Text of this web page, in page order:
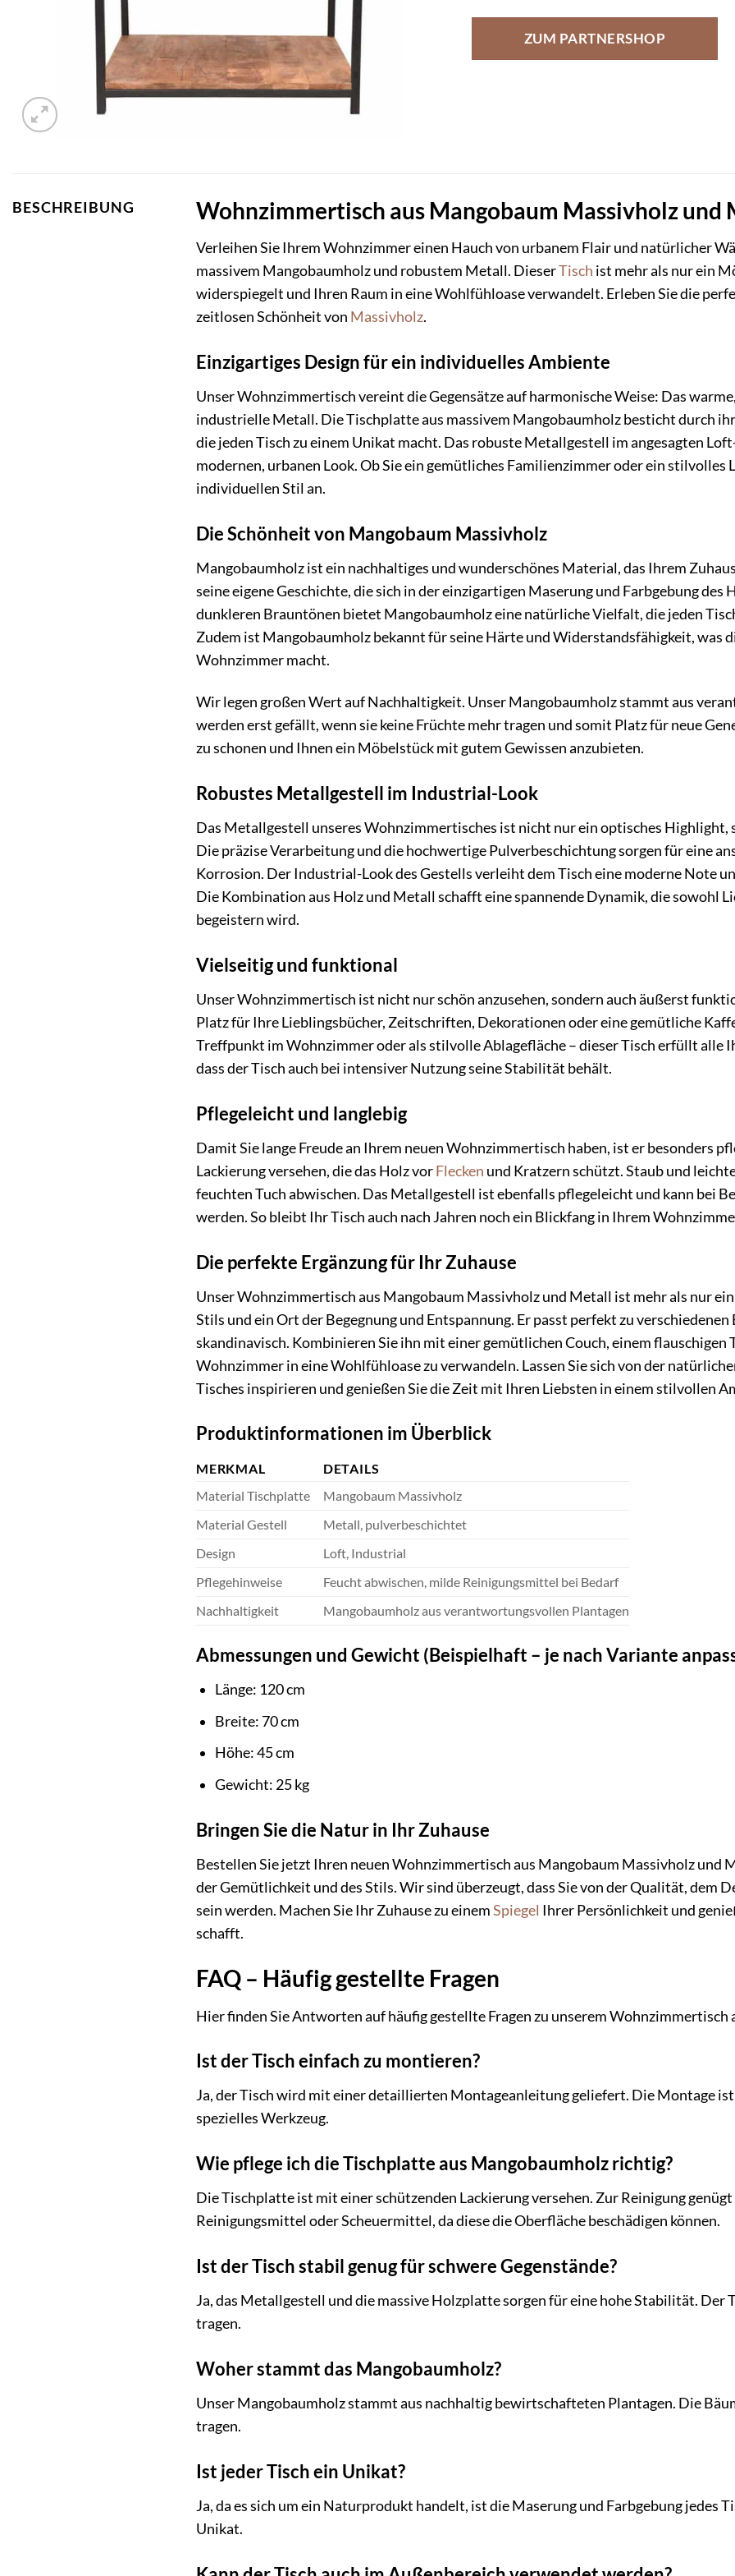
ZUM PARTNERSHOP
BESCHREIBUNG Wohnzimmertisch aus Mangobaum Massivholz
Verleihen Sie Ihrem Wohnzimmer einen Hauch von urbanem Flair und natürlicher
massivem Mangobaumholz und robustem Metall. DieserTisch ist mehr als nur ein
widerspiegelt und Ihren Raum in eine Wohlfühloase verwandelt. Erleben Sie die
zeitlosen Schönheit von Massivholz.
Einzigartiges Design für ein individuelles Ambiente
Unser Wohnzimmertisch vereint die Gegensätze auf harmonische Weise: Das
industrielle Metall. Die Tischplatte aus massivem Mangobaumholz besticht durch
die jeden Tisch zu einem Unikat macht. Das robuste Metallgestell im angesagten
modernen, urbanen Look. Ob Sie ein gemütliches Familienzimmer oder ein
individuellen Stil an.
Die Schönheit von Mangobaum Massivholz
Mangobaumholz ist ein nachhaltiges und wunderschönes Material, das Ihrem
seine eigene Geschichte, die sich in der einzigartigen Maserung und Farbgebung
dunkleren Brauntönen bietet Mangobaumholz eine natürliche Vielfalt, die jeden
Zudem ist Mangobaumholz bekannt für seine Härte und Widerstandsfähigkeit, was
Wohnzimmer macht.
Wir legen großen Wert auf Nachhaltigkeit. Unser Mangobaumholz stammt aus
werden erst gefällt, wenn sie keine Früchte mehr tragen und somit Platz für neue
zu schonen und Ihnen ein Möbelstück mit gutem Gewissen anzubieten.
Robustes Metallgestell im Industrial-Look
Das Metallgestell unseres Wohnzimmertisches ist nicht nur ein optisches
Die präzise Verarbeitung und die hochwertige Pulverbeschichtung sorgen für eine
Korrosion. Der Industrial-Look des Gestells verleiht dem Tisch eine moderne Note
Die Kombination aus Holz und Metall schafft eine spannende Dynamik, die sowohl
begeistern wird.
Vielseitig und funktional
Unser Wohnzimmertisch ist nicht nur schön anzusehen, sondern auch äußerst
Platz für Ihre Lieblingsbücher, Zeitschriften, Dekorationen oder eine gemütliche
Treffpunkt im Wohnzimmer oder als stilvolle Ablagefläche – dieser Tisch erfüllt
dass der Tisch auch bei intensiver Nutzung seine Stabilität behält.
Pflegeleicht und langlebig
Damit Sie lange Freude an Ihrem neuen Wohnzimmertisch haben, ist er besonders
Lackierung versehen, die das Holz vorFlecken und Kratzern schützt. Staub und
feuchten Tuch abwischen. Das Metallgestell ist ebenfalls pflegeleicht und kann bei
werden. So bleibt Ihr Tisch auch nach Jahren noch ein Blickfang in Ihrem
Die perfekte Ergänzung für Ihr Zuhause
Unser Wohnzimmertisch aus Mangobaum Massivholz und Metall ist mehr als nur
Stils und ein Ort der Begegnung und Entspannung. Er passt perfekt zu
skandinavisch. Kombinieren Sie ihn mit einer gemütlichen Couch, einem
Wohnzimmer in eine Wohlfühloase zu verwandeln. Lassen Sie sich von der
Tisches inspirieren und genießen Sie die Zeit mit Ihren Liebsten in einem stilvollen
Produktinformationen im Überblick
MERKMAL
DETAILS
Material Tischplatte
Mangobaum Massivholz
Material Gestell
Metall, pulverbeschichtet
Design
Loft, Industrial
Pflegehinweise
Feucht abwischen, milde Reinigungsmittel bei Bedarf
Nachhaltigkeit
Mangobaumholz aus verantwortungsvollen Plantagen
Abmessungen und Gewicht (Beispielhaft – je nach Variante
Länge: 120 cm
Breite: 70 cm
Höhe: 45 cm
Gewicht: 25 kg
Bringen Sie die Natur in Ihr Zuhause
Bestellen Sie jetzt Ihren neuen Wohnzimmertisch aus Mangobaum Massivholz
der Gemütlichkeit und des Stils. Wir sind überzeugt, dass Sie von der Qualität, dem
sein werden. Machen Sie Ihr Zuhause zu einemSpiegel Ihrer Persönlichkeit und
schafft.
FAQ – Häufig gestellte Fragen
Hier finden Sie Antworten auf häufig gestellte Fragen zu unserem
Ist der Tisch einfach zu montieren?
Ja, der Tisch wird mit einer detaillierten Montageanleitung geliefert. Die Montage
spezielles Werkzeug.
Wie pflege ich die Tischplatte aus Mangobaumholz richtig?
Die Tischplatte ist mit einer schützenden Lackierung versehen. Zur Reinigung
Reinigungsmittel oder Scheuermittel, da diese die Oberfläche beschädigen können.
Ist der Tisch stabil genug für schwere Gegenstände?
Ja, das Metallgestell und die massive Holzplatte sorgen für eine hohe Stabilität. Der
tragen.
Woher stammt das Mangobaumholz?
Unser Mangobaumholz stammt aus nachhaltig bewirtschafteten Plantagen. Die
tragen.
Ist jeder Tisch ein Unikat?
Ja, da es sich um ein Naturprodukt handelt, ist die Maserung und Farbgebung jedes
Unikat.